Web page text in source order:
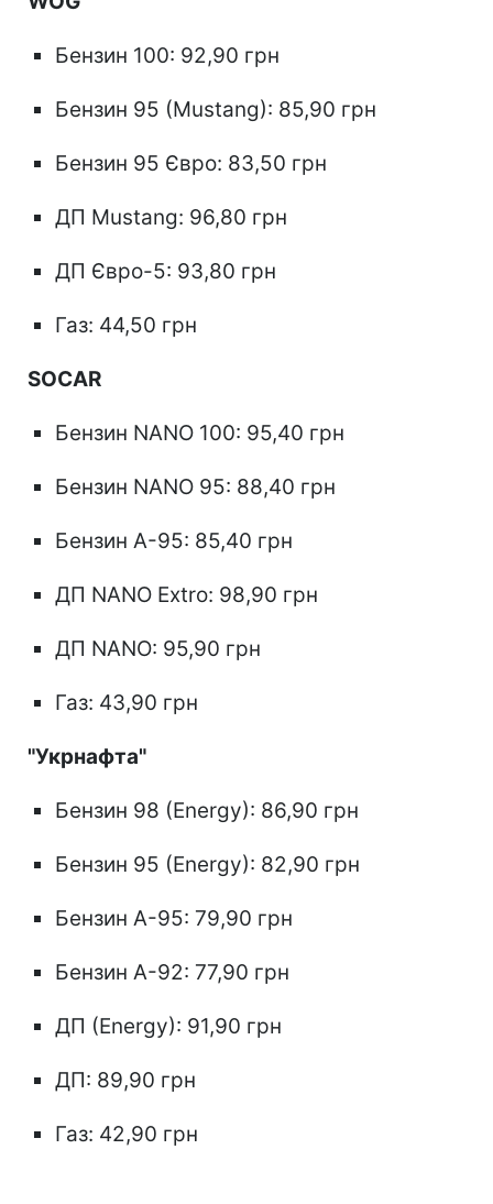
Бензин 100: 92,90 грн
Бензин 95 (Mustang): 85,90 грн
Бензин 95 Євро: 83,50 грн
ДП Mustang: 96,80 грн
ДП Євро-5: 93,80 грн
Газ: 44,50 грн
SOCAR
Бензин NANO 100: 95,40 грн
Бензин NANO 95: 88,40 грн
Бензин А-95: 85,40 грн
ДП NANO Extro: 98,90 грн
ДП NANO: 95,90 грн
Газ: 43,90 грн
"Укрнафта"
Бензин 98 (Energy): 86,90 грн
Бензин 95 (Energy): 82,90 грн
Бензин А-95: 79,90 грн
Бензин А-92: 77,90 грн
ДП (Energy): 91,90 грн
ДП: 89,90 грн
Газ: 42,90 грн